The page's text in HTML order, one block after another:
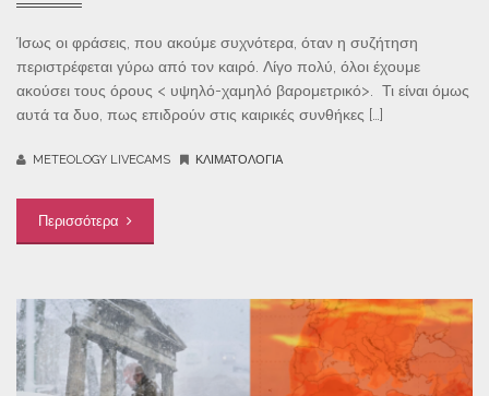
Ίσως οι φράσεις, που ακούμε συχνότερα, όταν η συζήτηση
περιστρέφεται γύρω από τον καιρό. Λίγο πολύ, όλοι έχουμε
ακούσει τους όρους < υψηλό-χαμηλό βαρομετρικό>. Τι είναι όμως
αυτά τα δυο, πως επιδρούν στις καιρικές συνθήκες […]
METEOLOGY LIVECAMS ΚΛΙΜΑΤΟΛΟΓΊΑ
Περισσότερα